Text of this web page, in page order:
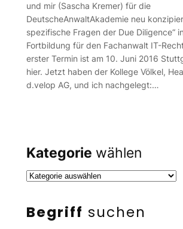
und mir (Sascha Kremer) für die
DeutscheAnwaltAkademie neu
spezifische Fragen der Due Diligence“
Fortbildung für den Fachanwalt IT-
erster Termin ist am 10. Juni 2016
hier. Jetzt haben der Kollege Völkel,
d.velop AG, und ich nachgelegt:…
Kategorie wählen
Begriff suchen